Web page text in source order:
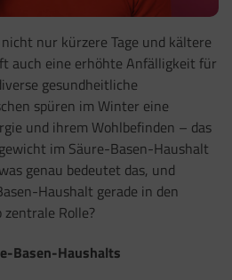
nur kürzere Tage und kältere
auch eine erhöhte Anfälligkeit für
gesundheitliche
spüren im Winter eine
und ihrem Wohlbefinden – das
im Säure-Basen-Haushalt
genau bedeutet das, und
Haushalt gerade in den
Rolle?
Basen-Haushalts